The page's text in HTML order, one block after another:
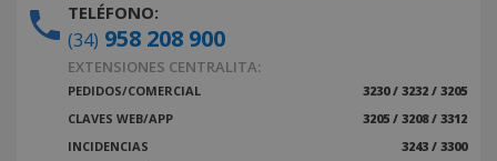
TELÉFONO:
(34) 958 208 900
EXTENSIONES CENTRALITA:
PEDIDOS/COMERCIAL
3230 / 3232 / 3205
CLAVES WEB/APP
3205 / 3208 / 3312
INCIDENCIAS
3243 / 3300